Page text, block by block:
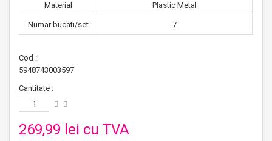
Material Plastic Metal
Numar bucati/set 7
Cod :
5948743003597
Cantitate :
269,99 lei cu TVA